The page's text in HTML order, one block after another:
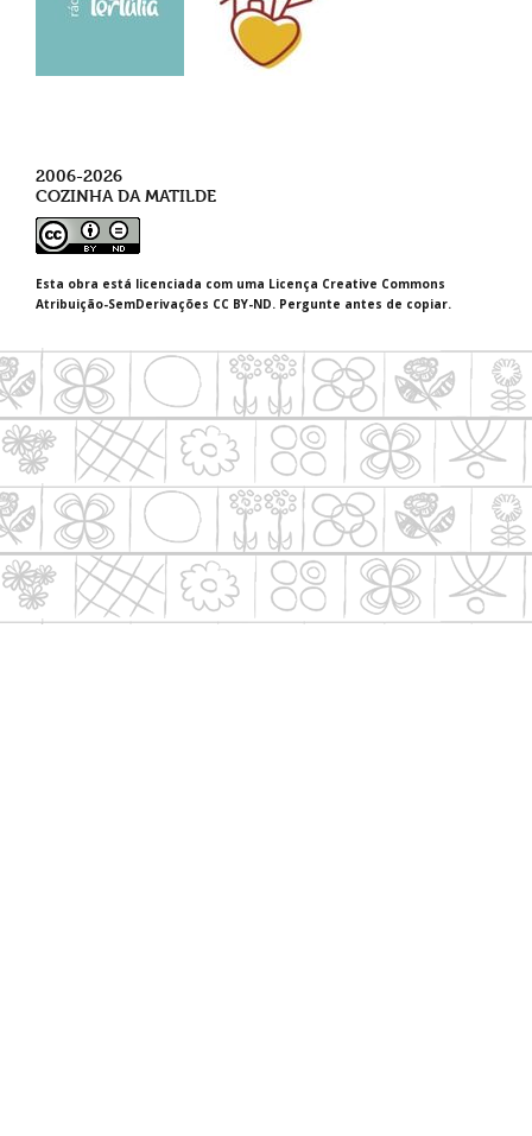
2006-2026
COZINHA DA MATILDE
Esta obra está licenciada com uma Licença Creative Commons
Atribuição-SemDerivações CC BY-ND. Pergunte antes de copiar.